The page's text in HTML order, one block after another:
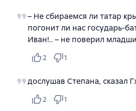
– Не сбираемся ли татар
погонит ли нас государь-
Иван!.. – не поверил
2 1
дослушав Степана, сказал
2 1